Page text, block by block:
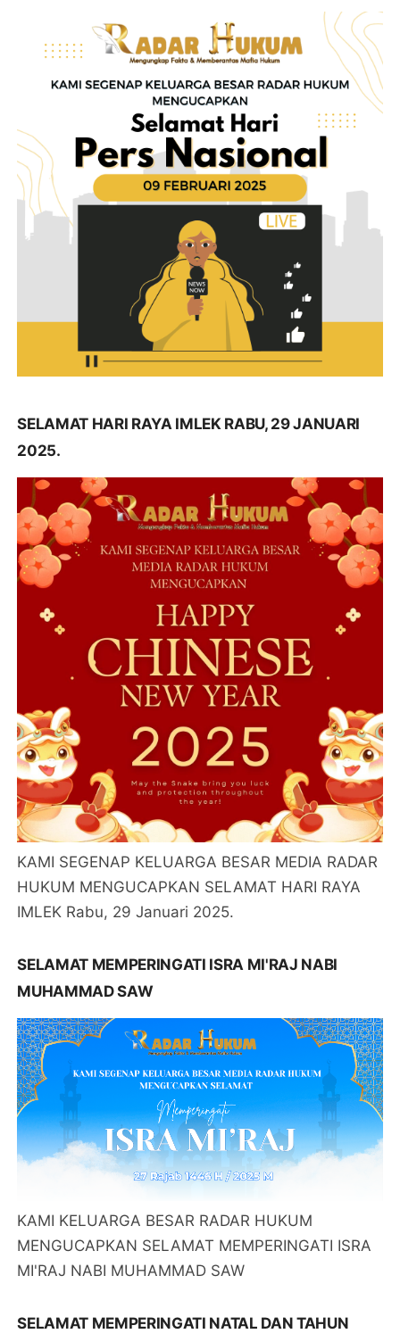
SELAMAT HARI RAYA IMLEK RABU, 29 JANUARI
2025.
KAMI SEGENAP KELUARGA BESAR MEDIA RADAR
HUKUM MENGUCAPKAN SELAMAT HARI RAYA
IMLEK Rabu, 29 Januari 2025.
SELAMAT MEMPERINGATI ISRA MI'RAJ NABI
MUHAMMAD SAW
KAMI KELUARGA BESAR RADAR HUKUM
MENGUCAPKAN SELAMAT MEMPERINGATI ISRA
MI'RAJ NABI MUHAMMAD SAW
SELAMAT MEMPERINGATI NATAL DAN TAHUN